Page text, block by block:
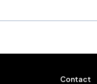
Contact